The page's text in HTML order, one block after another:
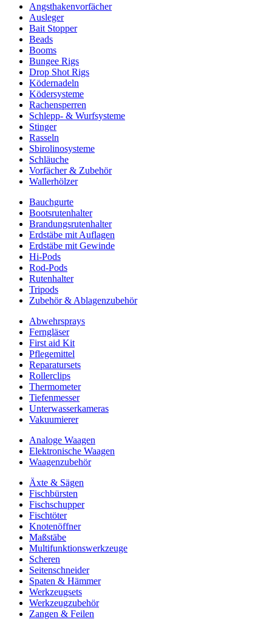
Angsthakenvorfächer
Ausleger
Bait Stopper
Beads
Booms
Bungee Rigs
Drop Shot Rigs
Ködernadeln
Ködersysteme
Rachensperren
Schlepp- & Wurfsysteme
Stinger
Rasseln
Sbirolinosysteme
Schläuche
Vorfächer & Zubehör
Wallerhölzer
Bauchgurte
Bootsrutenhalter
Brandungsrutenhalter
Erdstäbe mit Auflagen
Erdstäbe mit Gewinde
Hi-Pods
Rod-Pods
Rutenhalter
Tripods
Zubehör & Ablagenzubehör
Abwehrsprays
Ferngläser
First aid Kit
Pflegemittel
Reparatursets
Rollerclips
Thermometer
Tiefenmesser
Unterwasserkameras
Vakuumierer
Analoge Waagen
Elektronische Waagen
Waagenzubehör
Äxte & Sägen
Fischbürsten
Fischschupper
Fischtöter
Knotenöffner
Maßstäbe
Multifunktionswerkzeuge
Scheren
Seitenschneider
Spaten & Hämmer
Werkzeugsets
Werkzeugzubehör
Zangen & Feilen